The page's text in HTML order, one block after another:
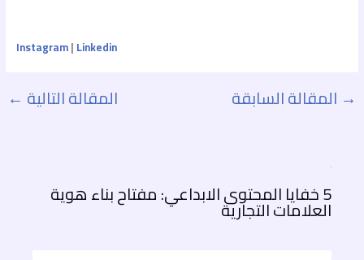
Instagram| Linkedin
→ المقالة السابقة المقالة التالية ←
5 خفايا المحتوى الابداعي: مفتاح بناء هوية
العلامات التجارية